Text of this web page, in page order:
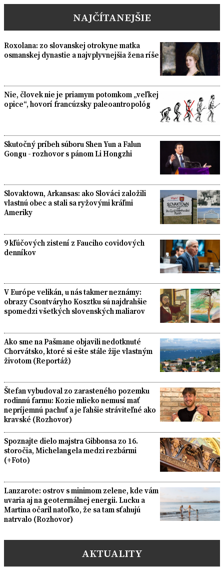
NAJČÍTANEJŠIE
Roxolana: zo slovanskej otrokyne matka
osmanskej dynastie a najvplyvnejšia žena ríše
Nie, človek nie je priamym potomkom „veľkej
opice“, hovorí francúzsky paleoantropológ
Skutočný príbeh súboru Shen Yun a Falun
Gongu - rozhovor s pánom Li Hongzhi
Slovaktown, Arkansas: ako Slováci založili
vlastnú obec a stali sa ryžovými kráľmi
Ameriky
9 kľúčových zistení z Fauciho covidových
denníkov
V Európe velikán, u nás takmer neznámy:
obrazy Csontváryho Kosztku sú najdrahšie
spomedzi všetkých slovenských maliarov
Ako sme na Pašmane objavili nedotknuté
Chorvátsko, ktoré si ešte stále žije vlastným
životom (Reportáž)
Štefan vybudoval zo zarasteného pozemku
rodinnú farmu: Kozie mlieko nemusí mať
nepríjemnú pachuť a je ľahšie stráviteľné ako
kravské (Rozhovor)
Spoznajte dielo majstra Gibbonsa zo 16.
storočia, Michelangela medzi rezbármi
(+Foto)
Lanzarote: ostrov s minimom zelene, kde vám
uvaria aj na geotermálnej energii. Lucku a
Martina očaril natoľko, že sa tam sťahujú
natrvalo (Rozhovor)
AKTUALITY